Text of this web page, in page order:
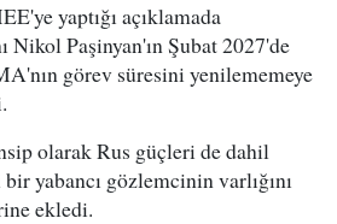
yaptığı açıklamada
Nikol Paşinyan'ın Şubat 2027'de
görev süresini yenilememeye
olarak Rus güçleri de dahil
yabancı gözlemcinin varlığını
ekledi.